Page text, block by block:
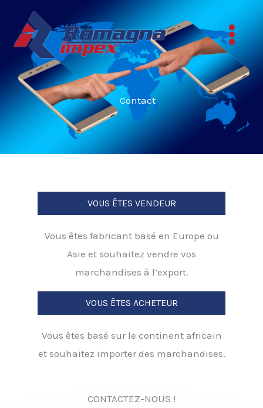
contenu
Contact
VOUS ÊTES VENDEUR
Vous êtes fabricant basé en Europe ou
Asie et souhaitez vendre vos
marchandises à l’export.
VOUS ÊTES ACHETEUR
Vous êtes basé sur le continent africain
et souhaitez importer des marchandises.
CONTACTEZ-NOUS !